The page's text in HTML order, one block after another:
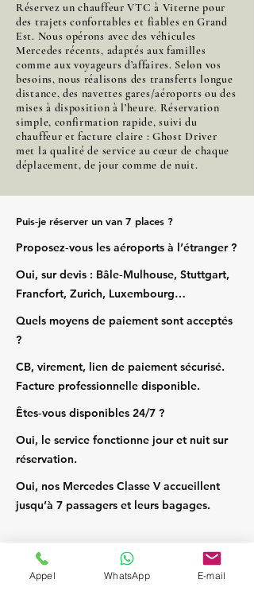
Réservez un chauffeur VTC à Viterne pour
des trajets confortables et fiables en Grand
Est. Nous opérons avec des véhicules
Mercedes récents, adaptés aux familles
comme aux voyageurs d’affaires. Selon vos
besoins, nous réalisons des transferts longue
distance, des navettes gares/aéroports ou des
mises à disposition à l’heure. Réservation
simple, confirmation rapide, suivi du
chauffeur et facture claire : Ghost Driver
met la qualité de service au cœur de chaque
déplacement, de jour comme de nuit.
Puis‑je réserver un van 7 places ?
Proposez‑vous les aéroports à l’étranger ?
Oui, sur devis : Bâle‑Mulhouse, Stuttgart,
Francfort, Zurich, Luxembourg…
Quels moyens de paiement sont acceptés
?
CB, virement, lien de paiement sécurisé.
Facture professionnelle disponible.
Êtes‑vous disponibles 24/7 ?
Oui, le service fonctionne jour et nuit sur
réservation.
Oui, nos Mercedes Classe V accueillent
jusqu’à 7 passagers et leurs bagages.
Appel WhatsApp E-mail